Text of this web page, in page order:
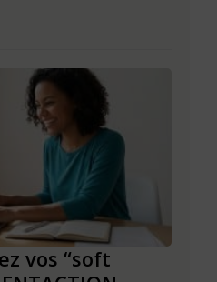
vos “soft